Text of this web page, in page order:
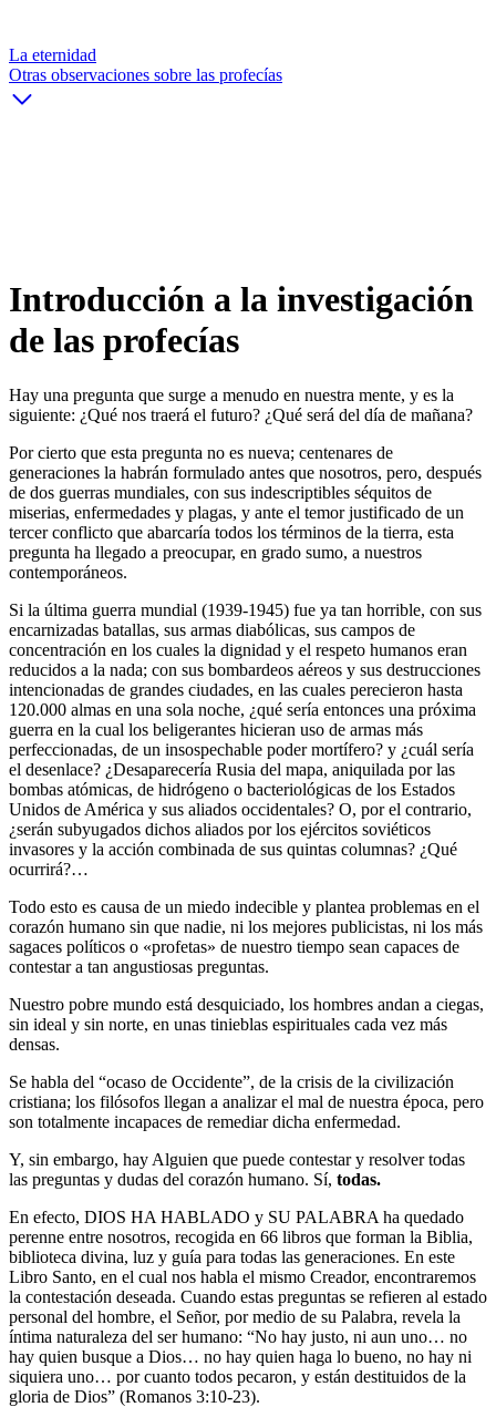
La eternidad
Otras observaciones sobre las profecías
Introducción a la investigación
de las profecías
Hay una pregunta que surge a menudo en nuestra mente, y es la
siguiente: ¿Qué nos traerá el futuro? ¿Qué será del día de mañana?
Por cierto que esta pregunta no es nueva; centenares de
generaciones la habrán formulado antes que nosotros, pero, después
de dos guerras mundiales, con sus indescriptibles séquitos de
miserias, enfermedades y plagas, y ante el temor justificado de un
tercer conflicto que abarcaría todos los términos de la tierra, esta
pregunta ha llegado a preocupar, en grado sumo, a nuestros
contemporáneos.
Si la última guerra mundial (1939-1945) fue ya tan horrible, con sus
encarnizadas batallas, sus armas diabólicas, sus campos de
concentración en los cuales la dignidad y el respeto humanos eran
reducidos a la nada; con sus bombardeos aéreos y sus destrucciones
intencionadas de grandes ciudades, en las cuales perecieron hasta
120.000 almas en una sola noche, ¿qué sería entonces una próxima
guerra en la cual los beligerantes hicieran uso de armas más
perfeccionadas, de un insospechable poder mortífero? y ¿cuál sería
el desenlace? ¿Desaparecería Rusia del mapa, aniquilada por las
bombas atómicas, de hidrógeno o bacteriológicas de los Estados
Unidos de América y sus aliados occidentales? O, por el contrario,
¿serán subyugados dichos aliados por los ejércitos soviéticos
invasores y la acción combinada de sus quintas columnas? ¿Qué
ocurrirá?…
Todo esto es causa de un miedo indecible y plantea problemas en el
corazón humano sin que nadie, ni los mejores publicistas, ni los más
sagaces políticos o «profetas» de nuestro tiempo sean capaces de
contestar a tan angustiosas preguntas.
Nuestro pobre mundo está desquiciado, los hombres andan a ciegas,
sin ideal y sin norte, en unas tinieblas espirituales cada vez más
densas.
Se habla del “ocaso de Occidente”, de la crisis de la civilización
cristiana; los filósofos llegan a analizar el mal de nuestra época, pero
son totalmente incapaces de remediar dicha enfermedad.
Y, sin embargo, hay Alguien que puede contestar y resolver todas
las preguntas y dudas del corazón humano. Sí, todas.
En efecto, DIOS HA HABLADO y SU PALABRA ha quedado
perenne entre nosotros, recogida en 66 libros que forman la Biblia,
biblioteca divina, luz y guía para todas las generaciones. En este
Libro Santo, en el cual nos habla el mismo Creador, encontraremos
la contestación deseada. Cuando estas preguntas se refieren al estado
personal del hombre, el Señor, por medio de su Palabra, revela la
íntima naturaleza del ser humano: “No hay justo, ni aun uno… no
hay quien busque a Dios… no hay quien haga lo bueno, no hay ni
siquiera uno… por cuanto todos pecaron, y están destituidos de la
gloria de Dios” (Romanos 3:10-23).